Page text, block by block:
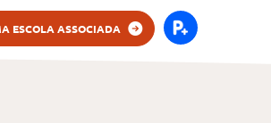
ESCOLA ASSOCIADA